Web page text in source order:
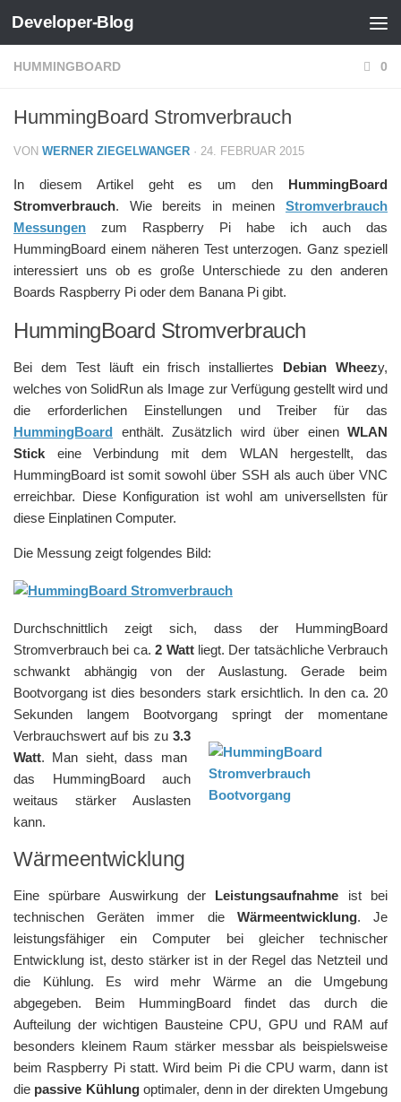
Zum Inhalt springen
Developer-Blog
HUMMINGBOARD 0
HummingBoard Stromverbrauch
VON WERNER ZIEGELWANGER · 24. FEBRUAR 2015
In diesem Artikel geht es um den HummingBoard
Stromverbrauch. Wie bereits in meinen Stromverbrauch
Messungen zum Raspberry Pi habe ich auch das
HummingBoard einem näheren Test unterzogen. Ganz speziell
interessiert uns ob es große Unterschiede zu den anderen
Boards Raspberry Pi oder dem Banana Pi gibt.
HummingBoard Stromverbrauch
Bei dem Test läuft ein frisch installiertes Debian Wheezy,
welches von SolidRun als Image zur Verfügung gestellt wird und
die erforderlichen Einstellungen und Treiber für das
HummingBoard enthält. Zusätzlich wird über einen WLAN
Stick eine Verbindung mit dem WLAN hergestellt, das
HummingBoard ist somit sowohl über SSH als auch über VNC
erreichbar. Diese Konfiguration ist wohl am universellsten für
diese Einplatinen Computer.
Die Messung zeigt folgendes Bild:
Durchschnittlich zeigt sich, dass der HummingBoard
Stromverbrauch bei ca.2 Wattliegt. Der tatsächliche Verbrauch
schwankt abhängig von der Auslastung. Gerade beim
Bootvorgang ist dies besonders stark ersichtlich. In den ca. 20
Sekunden langem Bootvorgang springt der momentane
Verbrauchswert auf bis zu 3.3
Watt. Man sieht, dass man
das HummingBoard auch
weitaus stärker Auslasten
kann.
Wärmeentwicklung
Eine spürbare Auswirkung der Leistungsaufnahme ist bei
technischen Geräten immer die Wärmeentwicklung. Je
leistungsfähiger ein Computer bei gleicher technischer
Entwicklung ist, desto stärker ist in der Regel das Netzteil und
die Kühlung. Es wird mehr Wärme an die Umgebung
abgegeben. Beim HummingBoard findet das durch die
Aufteilung der wichtigen Bausteine CPU, GPU und RAM auf
besonders kleinem Raum stärker messbar als beispielsweise
beim Raspberry Pi statt. Wird beim Pi die CPU warm, dann ist
die passive Kühlungoptimaler, denn in der direkten Umgebung